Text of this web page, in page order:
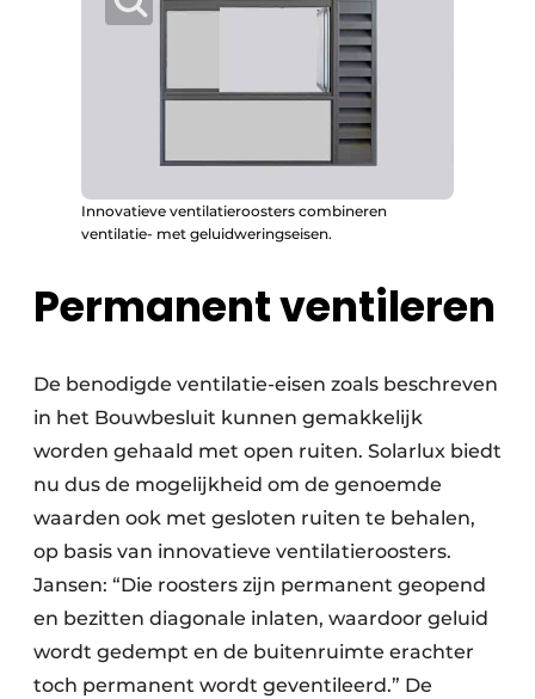
Innovatieve ventilatieroosters combineren
ventilatie- met geluidweringseisen.
Permanent ventileren
De benodigde ventilatie-eisen zoals beschreven
in het Bouwbesluit kunnen gemakkelijk
worden gehaald met open ruiten. Solarlux biedt
nu dus de mogelijkheid om de genoemde
waarden ook met gesloten ruiten te behalen,
op basis van innovatieve ventilatieroosters.
Jansen: “Die roosters zijn permanent geopend
en bezitten diagonale inlaten, waardoor geluid
wordt gedempt en de buitenruimte erachter
toch permanent wordt geventileerd.” De